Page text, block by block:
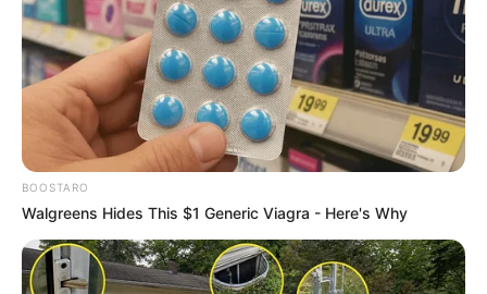
BOOSTARO
Walgreens Hides This $1 Generic Viagra - Here's Why